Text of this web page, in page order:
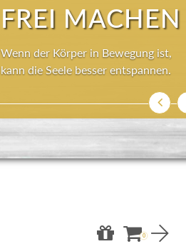
Schöner als im SKY SPA kann es im
so viel Himmel wird das Herz ganz
leicht und die Seele weit.